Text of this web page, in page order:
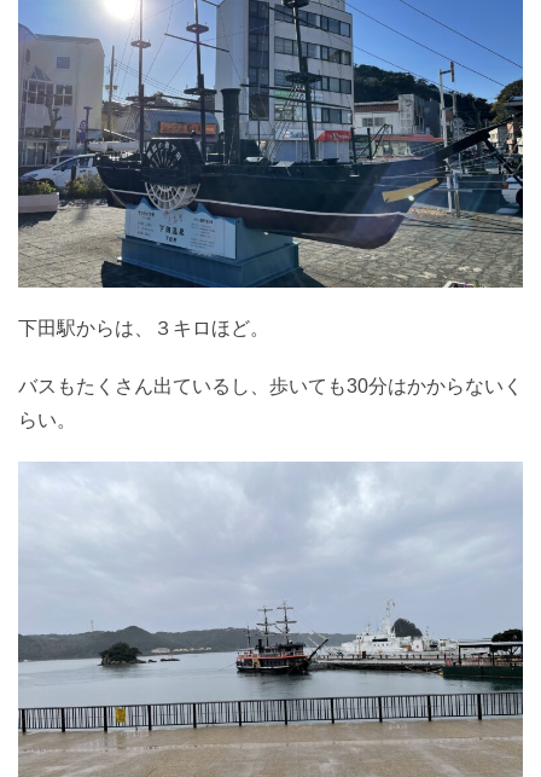
下田駅からは、３キロほど。
バスもたくさん出ているし、歩いても30分はかからないく
らい。